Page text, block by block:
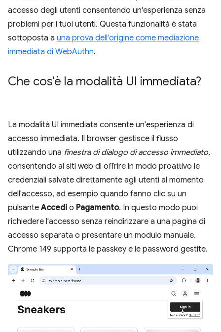
accesso degli utenti consentendo un'esperienza senza
problemi per i tuoi utenti. Questa funzionalità è stata
sottoposta a una prova dell'origine come mediazione
immediata di WebAuthn.
Che cos'è la modalità UI immediata?
La modalità UI immediata consente un'esperienza di
accesso immediata. Il browser gestisce il flusso
utilizzando una finestra di dialogo di accesso immediato,
consentendo ai siti web di offrire in modo proattivo le
credenziali salvate direttamente agli utenti al momento
dell'accesso, ad esempio quando fanno clic su un
pulsanteAccedi o Pagamento. In questo modo puoi
richiedere l'accesso senza reindirizzare a una pagina di
accesso separata o presentare un modulo manuale.
Chrome 149 supporta le passkey e le password gestite.